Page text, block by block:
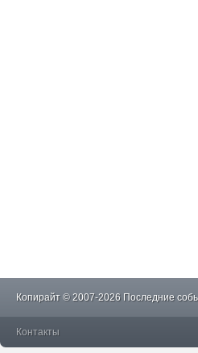
Копирайт © 2007-2026 Последние
Контакты